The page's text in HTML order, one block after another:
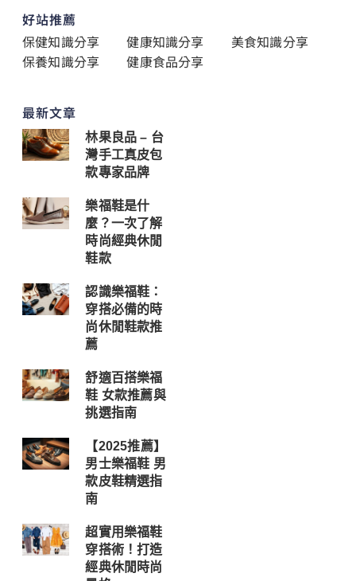
好站推薦
保健知識分享
健康知識分享
美食知識分享
保養知識分享
健康食品分享
最新文章
林果良品 – 台
灣手工真皮包
款專家品牌
樂福鞋是什
麼？一次了解
時尚經典休閒
鞋款
認識樂福鞋：
穿搭必備的時
尚休閒鞋款推
薦
舒適百搭樂福
鞋 女款推薦與
挑選指南
【2025推薦】
男士樂福鞋 男
款皮鞋精選指
南
超實用樂福鞋
穿搭術！打造
經典休閒時尚